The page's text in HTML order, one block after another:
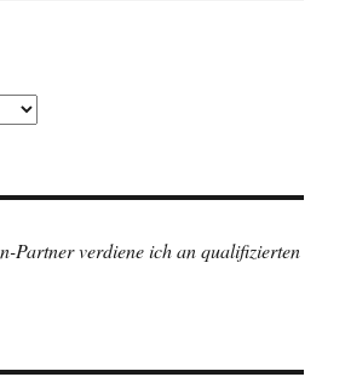
Partner verdiene ich an qualifizierten